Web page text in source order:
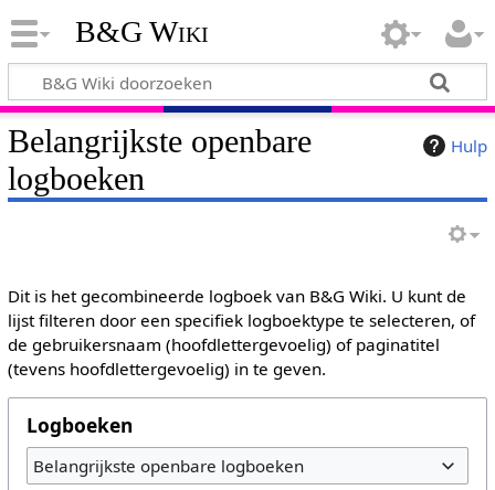
B&G Wiki
Hulp
Belangrijkste openbare
logboeken
Dit is het gecombineerde logboek van B&G Wiki. U kunt de
lijst filteren door een specifiek logboektype te selecteren, of
de gebruikersnaam (hoofdlettergevoelig) of paginatitel
(tevens hoofdlettergevoelig) in te geven.
Logboeken
Belangrijkste openbare logboeken